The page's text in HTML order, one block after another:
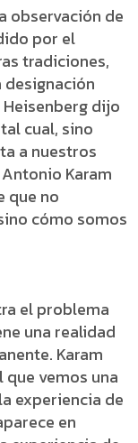
observación de
por el
tradiciones,
designación
dijo
cual, sino
a nuestros
Karam
que no
cómo somos
el problema
una realidad
Karam
vemos una
experiencia de
en